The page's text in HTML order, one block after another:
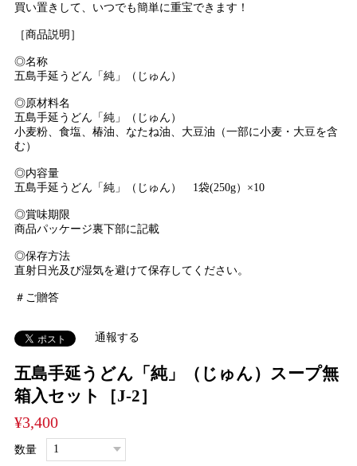
五島手延うどん「純」（じゅん）スープ無
箱入セット［J-2］
¥3,400
数量
買い置きして、いつでも簡単に重宝できます！
［商品説明］
◎名称
五島手延うどん「純」（じゅん）
◎原材料名
五島手延うどん「純」（じゅん）
小麦粉、食塩、椿油、なたね油、大豆油（一部に小麦・大豆を含
む）
◎内容量
五島手延うどん「純」（じゅん） 1袋(250g）×10
◎賞味期限
商品パッケージ裏下部に記載
◎保存方法
直射日光及び湿気を避けて保存してください。
＃ご贈答
通報する